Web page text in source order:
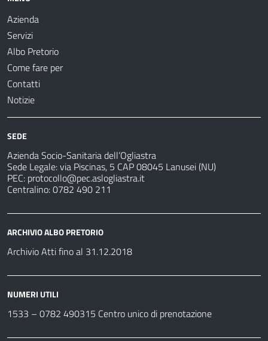
Azienda
Servizi
Albo Pretorio
Come fare per
Contatti
Notizie
SEDE
Azienda Socio-Sanitaria dell’Ogliastra
Sede Legale: via Piscinas, 5 CAP 08045 Lanusei (NU)
PEC: protocollo@pec.aslogliastra.it
Centralino: 0782 490 211
ARCHIVIO ALBO PRETORIO
Archivio Atti fino al 31.12.2018
NUMERI UTILI
1533 – 0782 490315 Centro unico di prenotazione